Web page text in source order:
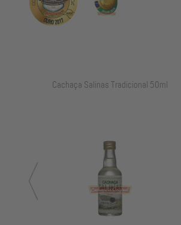
Cachaça Salinas Tradicional 700ml